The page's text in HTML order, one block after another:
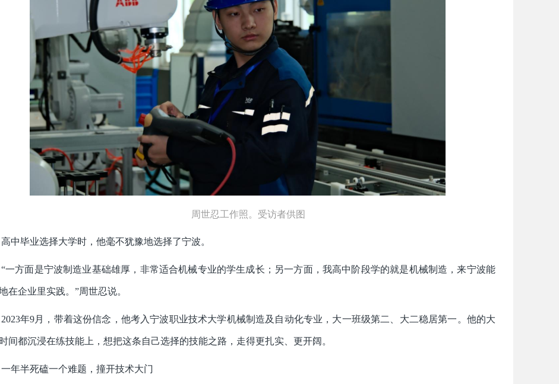
周世忍工作照。受访者供图
高中毕业选择大学时，他毫不犹豫地选择了宁波。
“一方面是宁波制造业基础雄厚，非常适合机械专业的学生成长；另一方面，我高中阶段学的就是机械制造，来宁波能
在企业里实践。”周世忍说。
2023年9月，带着这份信念，他考入宁波职业技术大学机械制造及自动化专业，大一班级第二、大二稳居第一。他的大
间都沉浸在练技能上，想把这条自己选择的技能之路，走得更扎实、更开阔。
一年半死磕一个难题，撞开技术大门